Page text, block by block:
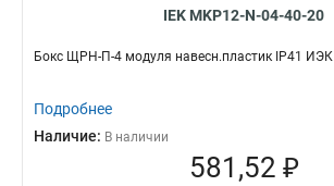
IEK MKP12-N-04-40-20
Бокс ЩРН-П-4 модуля навесн.пластик IP41 ИЭК
Подробнее
Наличие: В наличии
581,52 ₽